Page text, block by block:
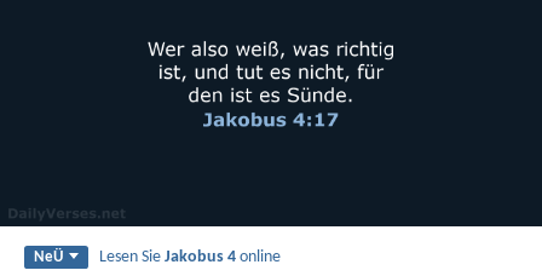
NeÜ Lesen SieJakobus 4 online